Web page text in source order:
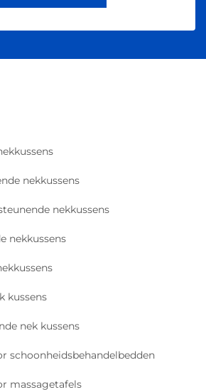
nekkussens
nekkussens
nekkussens
kussens
nek kussens
schoonheidsbehandelbedden
massagetafels